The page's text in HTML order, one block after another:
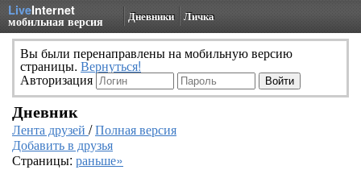
LiveInternet
мобильная версия Дневники Личка
Вы были перенаправлены на мобильную версию
страницы. Вернуться!
Авторизация
Дневник
Лента друзей /Полная версия
Добавить в друзья
Страницы: раньше»